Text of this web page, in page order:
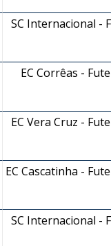
SC Internacional -
EC Corrêas -
EC Vera Cruz -
EC Cascatinha -
SC Internacional -